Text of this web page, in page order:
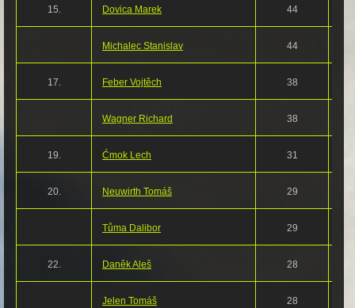
15. Dovica Marek 44
Michalec Stanislav 44
17. Feber Vojtěch 38
Wagner Richard 38
19. Ćmok Lech 31
20. Neuwirth Tomáš 29
Tůma Dalibor 29
22. Daněk Aleš 28
Jelen Tomáš 28